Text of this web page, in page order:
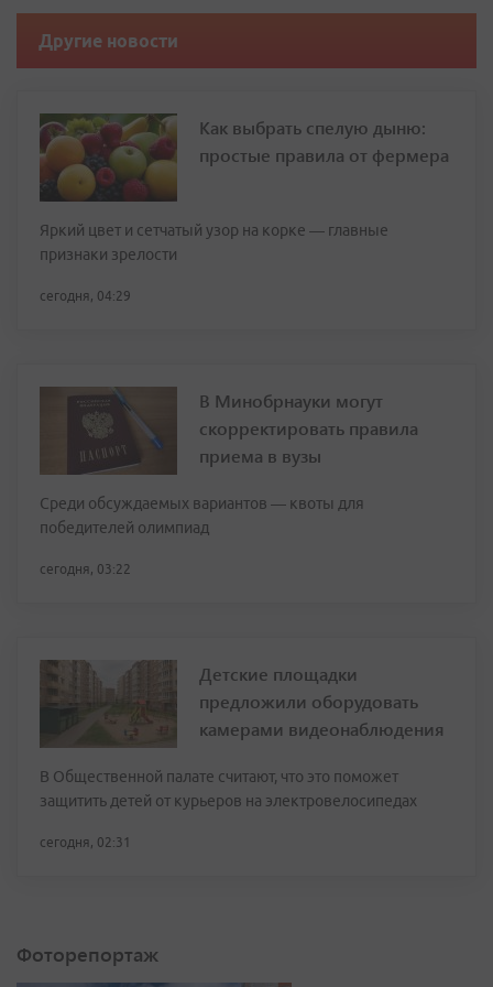
Другие новости
Как выбрать спелую дыню:
простые правила от фермера
Яркий цвет и сетчатый узор на корке — главные
признаки зрелости
сегодня, 04:29
В Минобрнауки могут
скорректировать правила
приема в вузы
Среди обсуждаемых вариантов — квоты для
победителей олимпиад
сегодня, 03:22
Детские площадки
предложили оборудовать
камерами видеонаблюдения
В Общественной палате считают, что это поможет
защитить детей от курьеров на электровелосипедах
сегодня, 02:31
Фоторепортаж